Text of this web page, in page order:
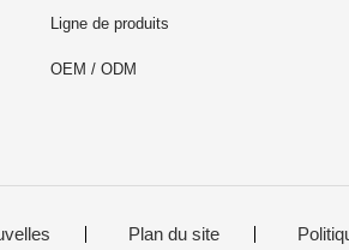
Ligne de produits
OEM / ODM
Plan du site